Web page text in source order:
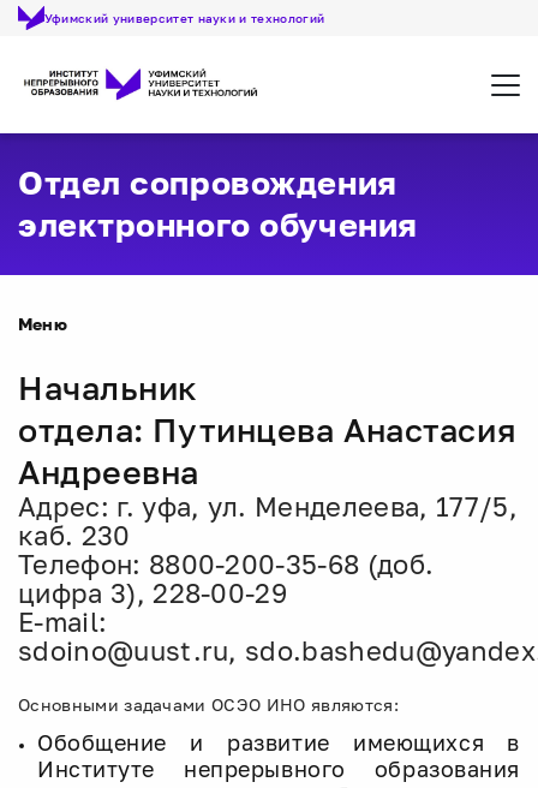
Уфимский университет науки и технологий
Отдел сопровождения
электронного обучения
Меню
Начальник
отдела: Путинцева Анастасия
Андреевна
Адрес: г. уфа, ул. Менделеева, 177/5,
каб. 230
Телефон: 8800-200-35-68 (доб.
цифра 3), 228-00-29
E-mail:
sdoino@uust.ru,
Основными задачами ОСЭО ИНО являются:
Обобщение и развитие имеющихся в
Институте непрерывного образования